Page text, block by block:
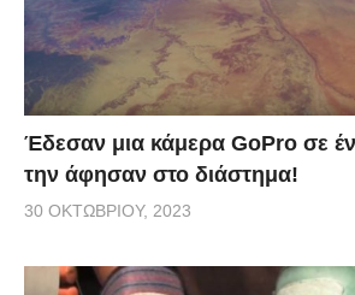
Έδεσαν μια κάμερα GoPro σε
την άφησαν στο διάστημα!
30 ΟΚΤΩΒΡΊΟΥ, 2023